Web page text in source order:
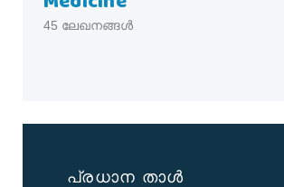
45 ലേഖനങ്ങൾ
പ്രധാന താൾ